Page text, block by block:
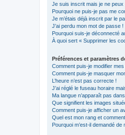
Je suis inscrit mais je ne
Pourquoi ne puis-je pas me
Je m’étais déjà inscrit par le
J’ai perdu mon mot de passe !
Pourquoi suis-je déconnecté
À quoi sert « Supprimer les
Préférences et paramètres
Comment puis-je modifier
Comment puis-je masquer
L’heure n’est pas correcte !
J’ai réglé le fuseau horaire
Ma langue n’apparaît pas
Que signifient les images
Comment puis-je afficher un
Quel est mon rang et
Pourquoi m’est-il demandé